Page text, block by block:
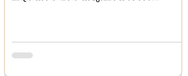
ഭാഷയായി 'ലിപ്' മാറുന്നു. 'നിന്‍റെ
അധരം എന്നെ ചുംബനം കൊണ്ട്